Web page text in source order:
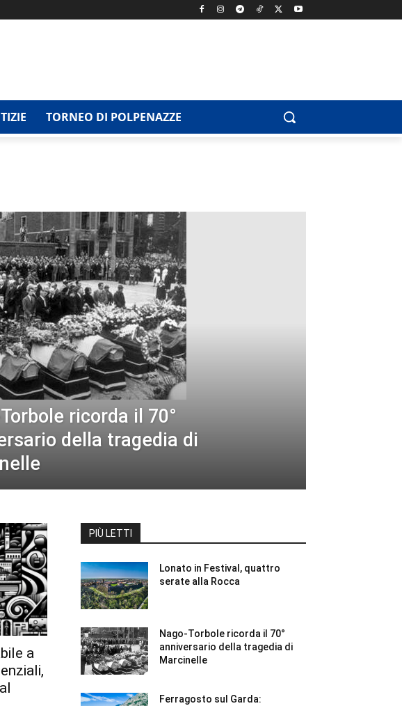
TORNEO DI POLPENAZZE
ricorda il 70°
della tragedia di
a
PIÙ LETTI
Lonato in Festival, quattro
serate alla Rocca
Nago-Torbole ricorda il 70°
anniversario della tragedia di
Marcinelle
Ferragosto sul Garda: